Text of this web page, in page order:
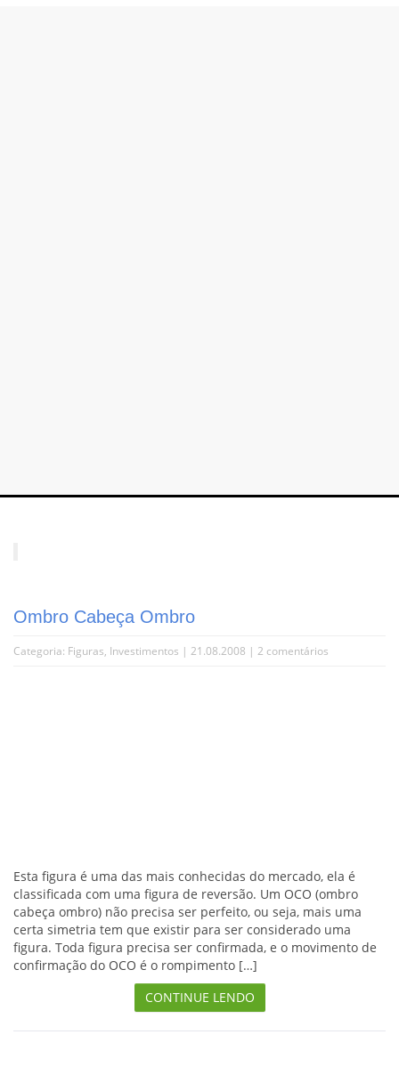
Ombro Cabeça Ombro
Categoria: Figuras, Investimentos | 21.08.2008 | 2 comentários
Esta figura é uma das mais conhecidas do mercado, ela é
classificada com uma figura de reversão. Um OCO (ombro
cabeça ombro) não precisa ser perfeito, ou seja, mais uma
certa simetria tem que existir para ser considerado uma
figura. Toda figura precisa ser confirmada, e o movimento de
confirmação do OCO é o rompimento […]
CONTINUE LENDO